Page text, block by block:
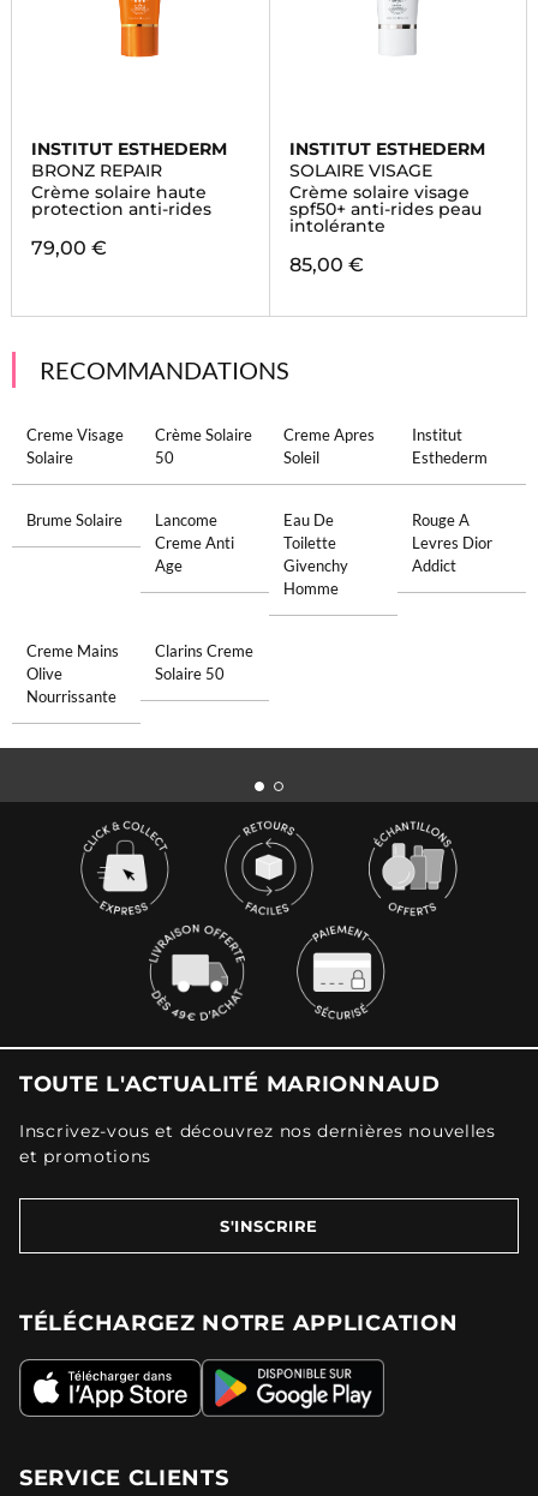
INSTITUT ESTHEDERM
BRONZ REPAIR
Crème solaire haute
protection anti-rides
79,00 €
INSTITUT ESTHEDERM
SOLAIRE VISAGE
Crème solaire visage
spf50+ anti-rides peau
intolérante
85,00 €
RECOMMANDATIONS
Creme Visage
Solaire
Crème Solaire
50
Creme Apres
Soleil
Institut
Esthederm
Brume Solaire
Lancome
Creme Anti
Age
Eau De
Toilette
Givenchy
Homme
Rouge A
Levres Dior
Addict
Creme Mains
Olive
Nourrissante
Clarins Creme
Solaire 50
TOUTE L'ACTUALITÉ MARIONNAUD
Inscrivez-vous et découvrez nos dernières nouvelles
et promotions
S'INSCRIRE
TÉLÉCHARGEZ NOTRE APPLICATION
SERVICE CLIENTS